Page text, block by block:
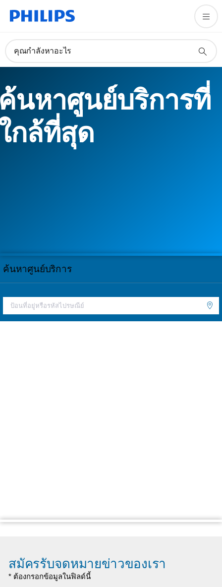
คุณกำลังหาอะไร
นหาศูนย์บริการที่
กล้ที่สุด
ค้นหาศูนย์บริการ
สมัครรับจดหมายข่าวของเรา
* ต้องกรอกข้อมูลในฟิลด์นี้